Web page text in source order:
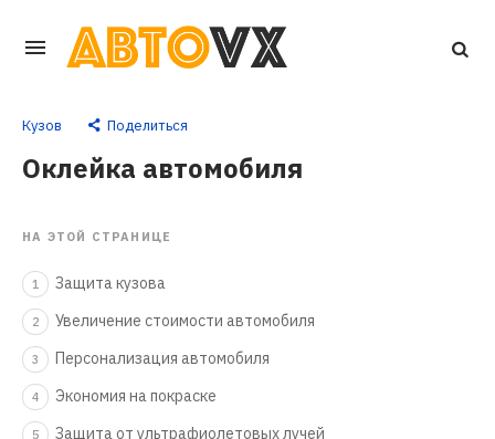
Перейти
основному
контенту
Кузов Поделиться
Оклейка автомобиля
НА ЭТОЙ СТРАНИЦЕ
1 Защита кузова
2 Увеличение стоимости автомобиля
3 Персонализация автомобиля
4 Экономия на покраске
5 Защита от ультрафиолетовых лучей